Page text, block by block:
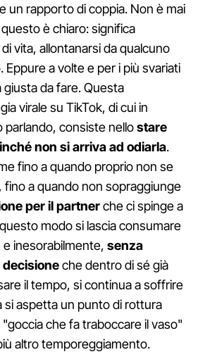
un rapporto di coppia. Non è mai
è chiaro: significa
vita, allontanarsi da qualcuno
Eppure a volte e per i più svariati
giusta da fare. Questa
virale su TikTok, di cui in
parlando, consiste nellostare
non si arriva ad odiarla.
fino a quando proprio non se
fino a quando non sopraggiunge
per il partnerche ci spinge a
modo si lascia consumare
inesorabilmente, senza
che dentro di sé già
il tempo, si continua a soffrire
si aspetta un punto di rottura
che fa traboccare il vaso"
altro temporeggiamento.